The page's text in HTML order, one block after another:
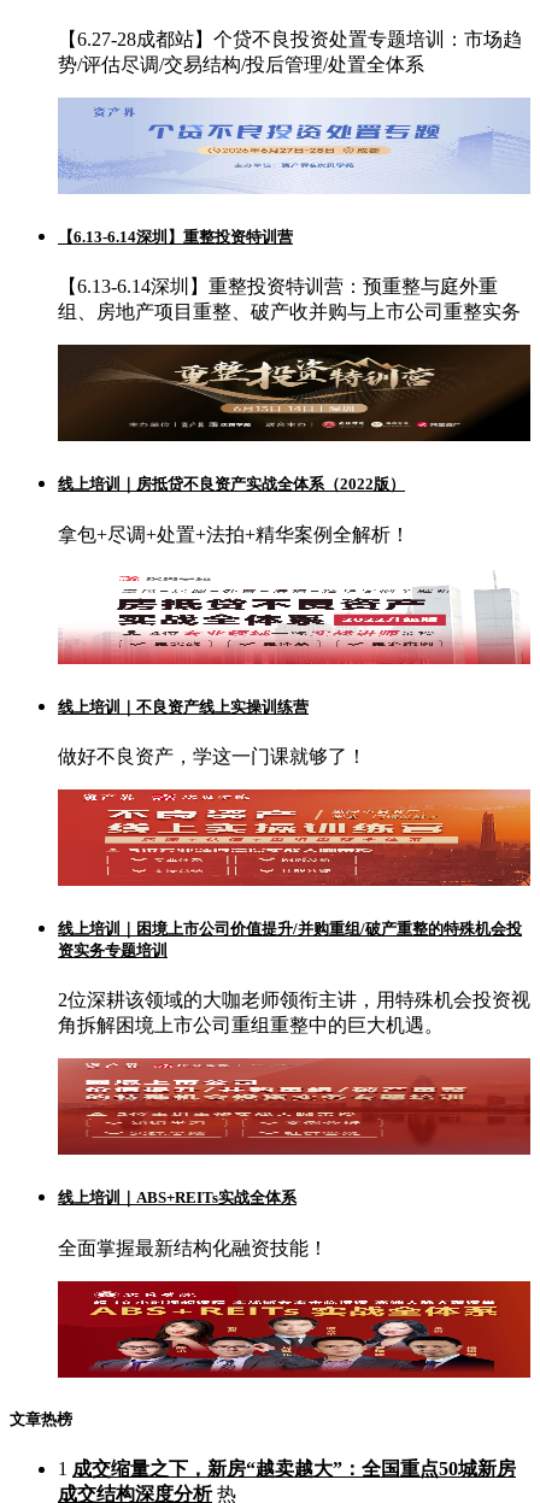
【6.27-28成都站】个贷不良投资处置专题培训：市场趋
势/评估尽调/交易结构/投后管理/处置全体系
【6.13-6.14深圳】重整投资特训营
【6.13-6.14深圳】重整投资特训营：预重整与庭外重
组、房地产项目重整、破产收并购与上市公司重整实务
线上培训｜房抵贷不良资产实战全体系（2022版）
拿包+尽调+处置+法拍+精华案例全解析！
线上培训｜不良资产线上实操训练营
做好不良资产，学这一门课就够了！
线上培训｜困境上市公司价值提升/并购重组/破产重整的特殊机会投
资实务专题培训
2位深耕该领域的大咖老师领衔主讲，用特殊机会投资视
角拆解困境上市公司重组重整中的巨大机遇。
线上培训｜ABS+REITs实战全体系
全面掌握最新结构化融资技能！
文章热榜
1 成交缩量之下，新房“越卖越大”：全国重点50城新房
成交结构深度分析 热